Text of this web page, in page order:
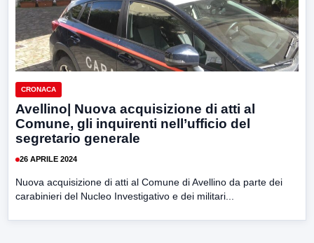
CRONACA
Avellino| Nuova acquisizione di atti al
Comune, gli inquirenti nell’ufficio del
segretario generale
26 APRILE 2024
Nuova acquisizione di atti al Comune di Avellino da parte dei
carabinieri del Nucleo Investigativo e dei militari...